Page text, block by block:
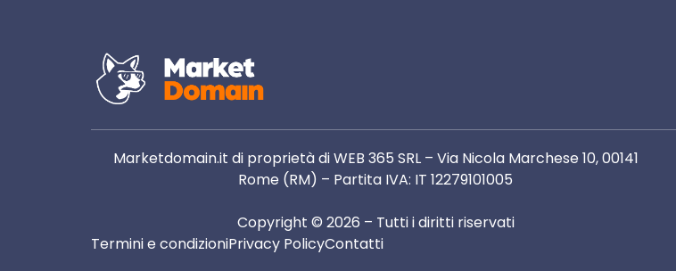
Marketdomain.it di proprietà di WEB 365 SRL – Via Nicola Marchese 10, 00141
Rome (RM) – Partita IVA: IT 12279101005
Copyright © 2026 – Tutti i diritti riservati
Termini e condizioniPrivacy PolicyContatti